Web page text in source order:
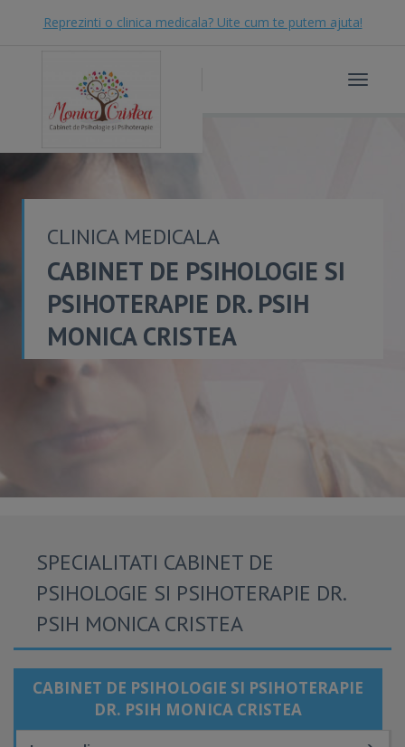
Reprezinti o clinica medicala? Uite cum te putem ajuta!
Toggle
CLINICA MEDICALA
CABINET DE PSIHOLOGIE SI
PSIHOTERAPIE DR. PSIH
MONICA CRISTEA
SPECIALITATI CABINET DE
PSIHOLOGIE SI PSIHOTERAPIE DR.
PSIH MONICA CRISTEA
CABINET DE PSIHOLOGIE SI PSIHOTERAPIE
DR. PSIH MONICA CRISTEA